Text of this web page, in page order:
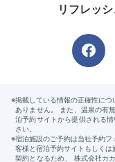
リフレッ